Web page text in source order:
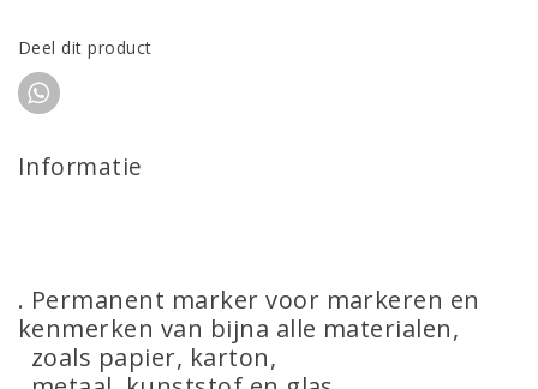
Deel dit product
Informatie
. Permanent marker voor markeren en
kenmerken van bijna alle materialen,
zoals papier, karton,